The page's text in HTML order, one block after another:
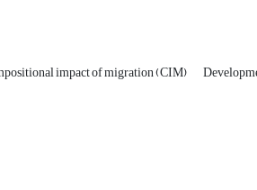
impact of migration (CIM)